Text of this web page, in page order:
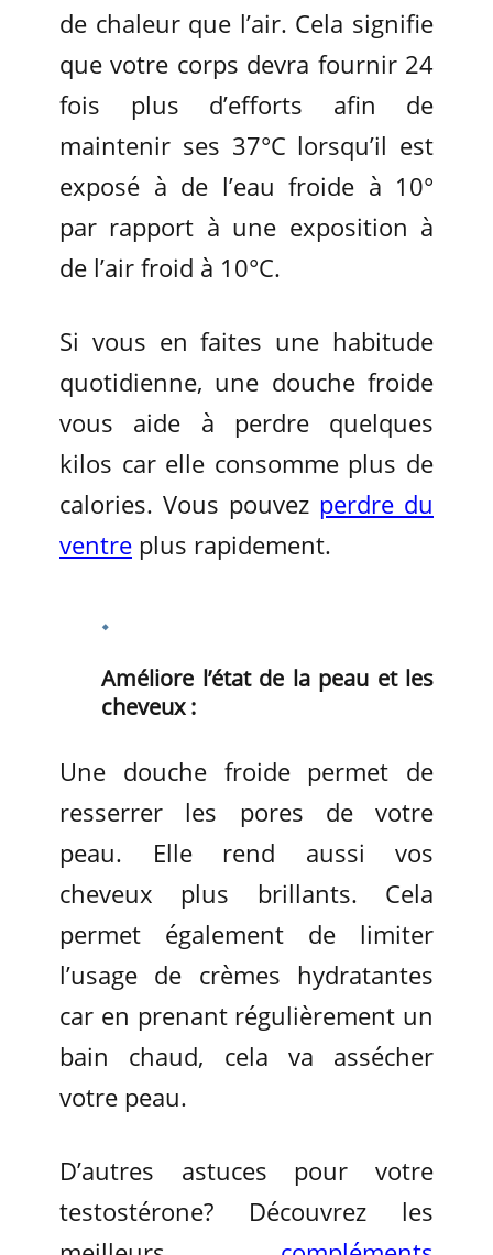
de chaleur que l’air. Cela signifie
que votre corps devra fournir 24
fois plus d’efforts afin de
maintenir ses 37°C lorsqu’il est
exposé à de l’eau froide à 10°
par rapport à une exposition à
de l’air froid à 10°C.
Si vous en faites une habitude
quotidienne, une douche froide
vous aide à perdre quelques
kilos car elle consomme plus de
calories. Vous pouvez perdre du
ventre plus rapidement.
Améliore l’état de la peau et les
cheveux :
Une douche froide permet de
resserrer les pores de votre
peau. Elle rend aussi vos
cheveux plus brillants. Cela
permet également de limiter
l’usage de crèmes hydratantes
car en prenant régulièrement un
bain chaud, cela va assécher
votre peau.
D’autres astuces pour votre
testostérone? Découvrez les